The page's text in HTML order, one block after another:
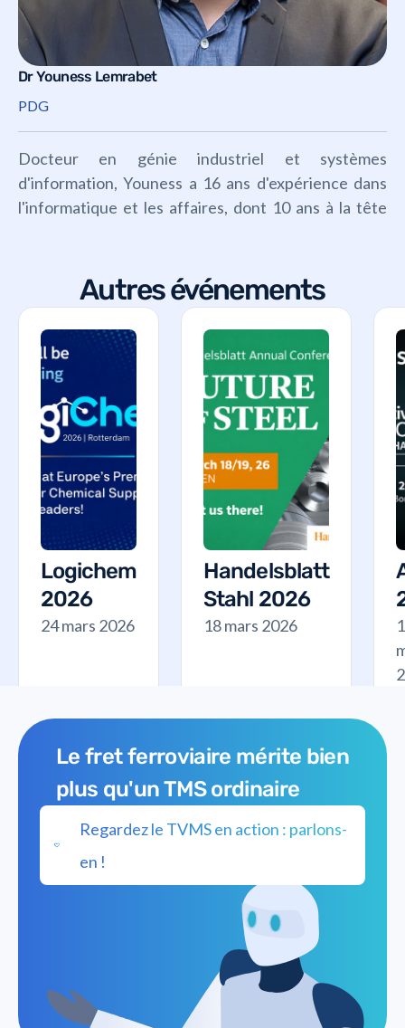
Dr Youness Lemrabet
PDG
Docteur en génie industriel et systèmes
d'information, Youness a 16 ans d'expérience dans
l'informatique et les affaires, dont 10 ans à la tête
Autres événements
Logichem
2026
24 mars 2026
Handelsblatt
Stahl 2026
18 mars 2026
Le fret ferroviaire mérite bien
plus qu'un TMS ordinaire
Regardez le TVMS en action : parlons-
en !